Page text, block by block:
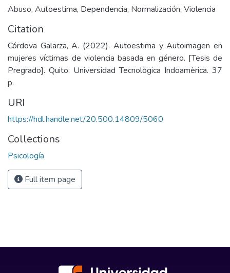
Abuso, Autoestima, Dependencia, Normalización, Violencia
Citation
Córdova Galarza, A. (2022). Autoestima y Autoimagen en
mujeres víctimas de violencia basada en género. [Tesis de
Pregrado]. Quito: Universidad Tecnològica Indoamèrica. 37
p.
URI
https://hdl.handle.net/20.500.14809/5060
Collections
Psicología
Full item page